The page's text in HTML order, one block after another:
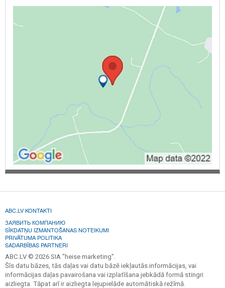
ABC.LV KONTAKTI
ЗАЯВИТЬ КОМПАНИЮ
SĪKDATŅU IZMANTOŠANAS NOTEIKUMI
PRIVĀTUMA POLITIKA
SADARBĪBAS PARTNERI
ABC.LV © 2026 SIA "heise marketing".
Šīs datu bāzes, tās daļas vai datu bāzē iekļautās informācijas, vai
informācijas daļas pavairošana vai izplatīšana jebkādā formā stingri
aizliegta. Tāpat arī ir aizliegta lejupielāde automātiskā režīmā.